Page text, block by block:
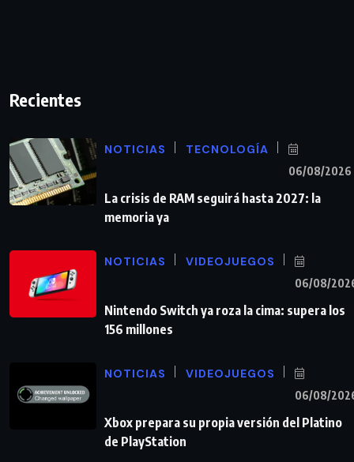
Recientes
NOTICIAS TECNOLOGÍA
06/08/2026
La crisis de RAM seguirá hasta 2027: la
memoria ya
NOTICIAS VIDEOJUEGOS
06/08/
Nintendo Switch ya roza la cima: supera los
156 millones
NOTICIAS VIDEOJUEGOS
06/08/
Xbox prepara su propia versión del Platino
de PlayStation